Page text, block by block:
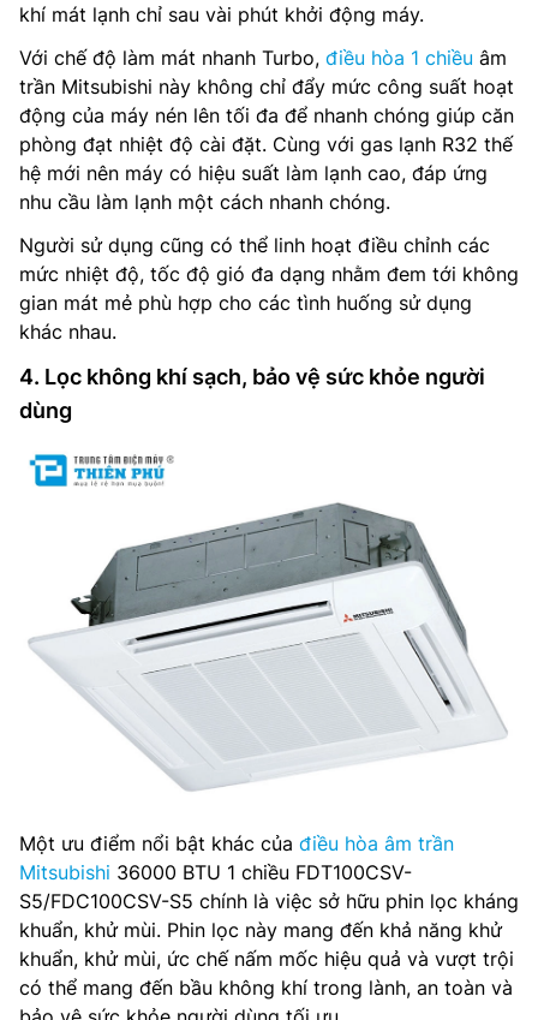
khí mát lạnh chỉ sau vài phút khởi động máy.
Với chế độ làm mát nhanh Turbo, điều hòa 1 chiều âm
trần Mitsubishi này không chỉ đẩy mức công suất hoạt
động của máy nén lên tối đa để nhanh chóng giúp căn
phòng đạt nhiệt độ cài đặt. Cùng với gas lạnh R32 thế
hệ mới nên máy có hiệu suất làm lạnh cao, đáp ứng
nhu cầu làm lạnh một cách nhanh chóng.
Người sử dụng cũng có thể linh hoạt điều chỉnh các
mức nhiệt độ, tốc độ gió đa dạng nhằm đem tới không
gian mát mẻ phù hợp cho các tình huống sử dụng
khác nhau.
4. Lọc không khí sạch, bảo vệ sức khỏe người
dùng
Một ưu điểm nổi bật khác của điều hòa âm trần
Mitsubishi 36000 BTU 1 chiều FDT100CSV-
S5/FDC100CSV-S5 chính là việc sở hữu phin lọc kháng
khuẩn, khử mùi. Phin lọc này mang đến khả năng khử
khuẩn, khử mùi, ức chế nấm mốc hiệu quả và vượt trội
có thể mang đến bầu không khí trong lành, an toàn và